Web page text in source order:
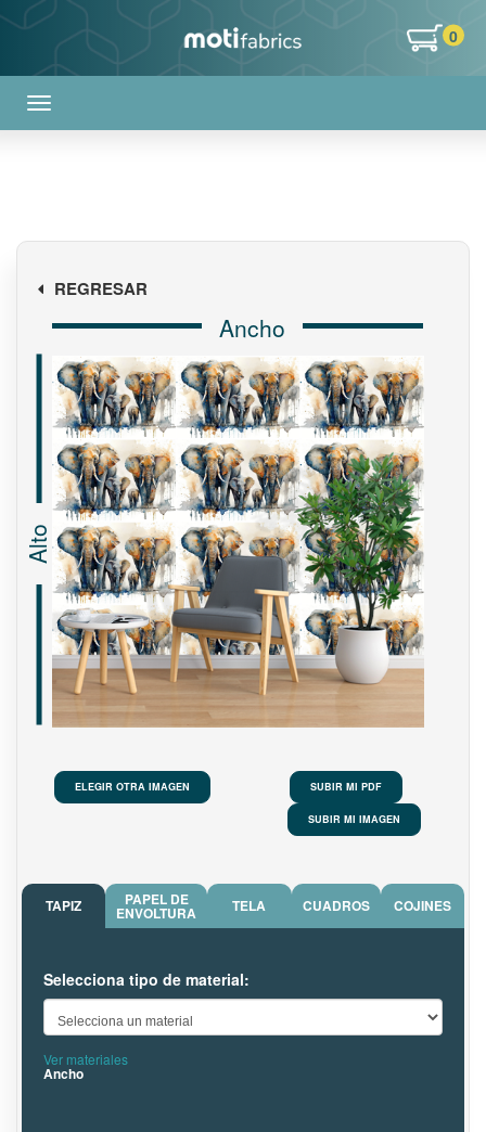
0
REGRESAR
Ancho
Alto
ELEGIR OTRA IMAGEN SUBIR MI PDF
SUBIR MI IMAGEN
TAPIZ PAPEL DE
ENVOLTURA TELA CUADROS COJINES
Selecciona tipo de material:
Ver materiales
Ancho